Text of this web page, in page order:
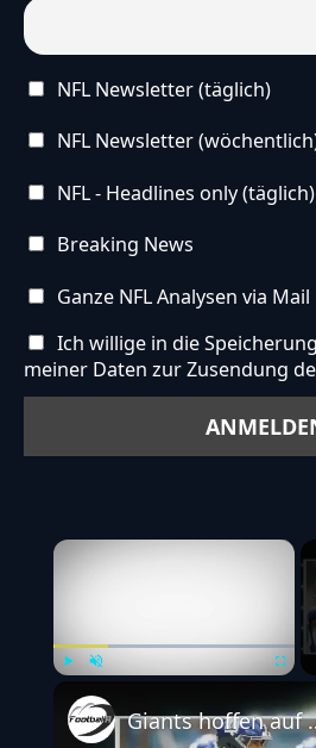
NFL Newsletter (täglich)
NFL Newsletter
NFL - Headlines only (täglich)
Breaking News
Ganze NFL Analysen via Mail
Ich willige in die
meiner Daten zur Zusendung
×
Giants hoffen